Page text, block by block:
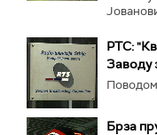
РТС:
Заводу
Поводом
Брза